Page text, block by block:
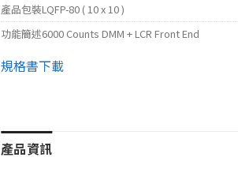
產品包裝LQFP-80 ( 10 x 10 )
功能簡述6000 Counts DMM + LCR Front End
規格書下載
產品資訊